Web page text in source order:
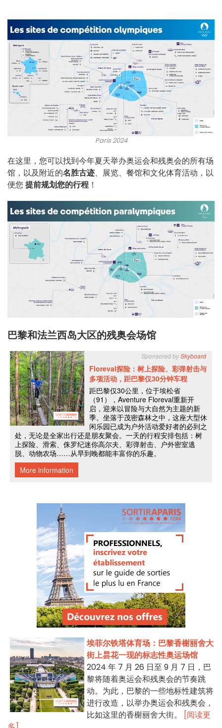
Paris 2024
在这里，您可以找到今年夏天举办奥运会和残奥会的所有场
馆，以及附近的名胜古迹、展览、餐馆和文化体育活动，以
便您提前规划您的行程！
巴黎和法兰西岛大区的残奥会场馆
埃菲尔铁塔体育场：巴黎香榭丽舍大
街上昙花一现的标志性奥运场馆
2024 年 7 月 26 日至 9 月 7 日，巴
黎将随着奥运会和残奥会的节奏跳
动。为此，巴黎的一些地标性建筑将
进行改造，以举办奥运会和残奥会，
比如这里的香榭丽舍大街。
[阅读更